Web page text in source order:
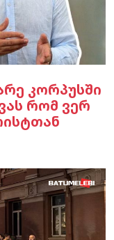
კორპუსში
რომ ვერ